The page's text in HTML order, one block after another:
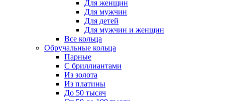
Для женщин
Для мужчин
Для детей
Для мужчин и женщин
Все кольца
Обручальные кольца
Парные
С бриллиантами
Из золота
Из платины
До 50 тысяч